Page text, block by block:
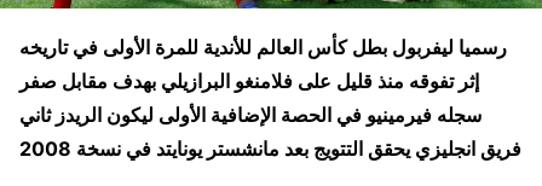
رسميا ليفربول بطل كأس العالم للأندية للمرة الأولى في تاريخه
إثر تفوقه منذ قليل على فلامنغو البرازيلي بهدف مقابل صفر
سجله فيرمينيو في الحصة الإضافية الأولى ليكون الريدز ثاني
فريق انجليزي يحقق التتويج بعد مانشستر يونايتد في نسخة 2008